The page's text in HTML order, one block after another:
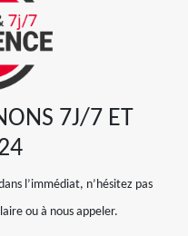
7J/7 ET
l’immédiat, n’hésitez pas
ou à nous appeler.